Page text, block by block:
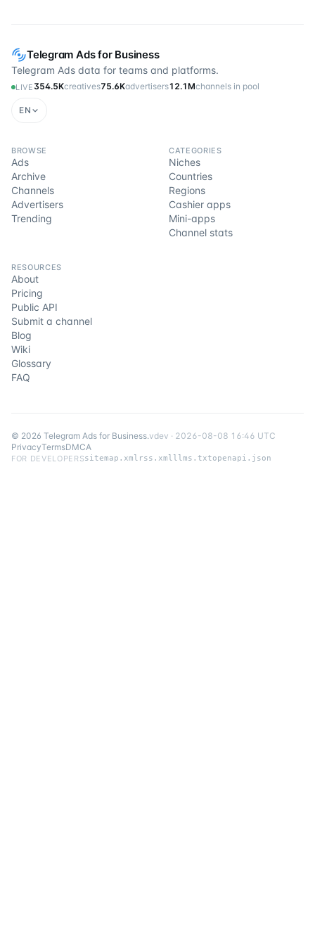
Telegram Ads for Business
Telegram Ads data for teams and platforms.
LIVE 354.5Kcreatives75.6Kadvertisers12.1Mchannels in pool
EN
BROWSE
Ads
Archive
Channels
Advertisers
Trending
CATEGORIES
Niches
Countries
Regions
Cashier apps
Mini-apps
Channel stats
RESOURCES
About
Pricing
Public API
Submit a channel
Blog
Wiki
Glossary
FAQ
© 2026 Telegram Ads for Business.vdev · 2026-08-08 16:46 UTC
PrivacyTermsDMCA
FOR DEVELOPERSsitemap.xml rss.xml llms.txtopenapi.json